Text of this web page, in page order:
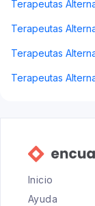
Terapeutas
Terapeutas
Terapeutas
Terapeutas
Inicio
Ayuda